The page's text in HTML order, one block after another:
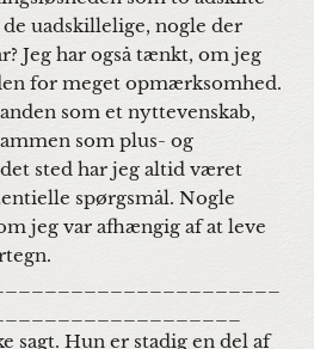
de uadskillelige, nogle der
Jeg har også tænkt, om jeg
for meget opmærksomhed.
som et nyttevenskab,
som plus- og
sted har jeg altid været
spørgsmål. Nogle
jeg var afhængig af at leve
sagt. Hun er stadig en del af